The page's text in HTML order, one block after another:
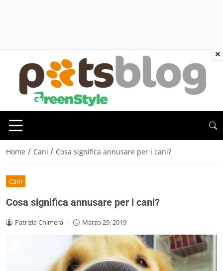
Home / Cani / Cosa significa annusare per i cani?
Cani
Cosa significa annusare per i cani?
Patrizia Chimera - Marzo 29, 2019
×